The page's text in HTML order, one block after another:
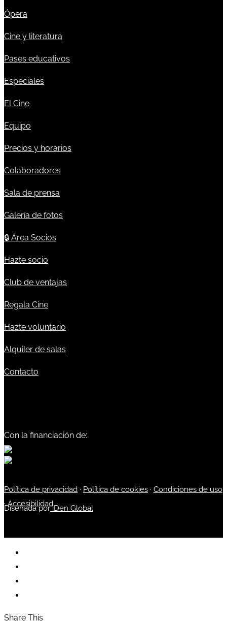
Ópera
Cine y literatura
Pases educativos
Especiales
El Cine
Equipo
Precios y horarios
Colaboradores
Sala de prensa
Galería de fotos
🔒 Área Socios
Hazte socio
Club de ventajas
Regala Cine
Hazte voluntario
Alquiler de salas
Contacto
Con la financiación de:
Política de privacidad · Política de cookies · Condiciones de uso
·Accesibilidad
Diseñada poriDen Global
Share This